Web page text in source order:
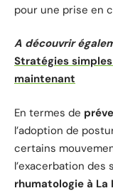
pour une prise en
A découvrir
Stratégies
maintenant
En termes de
l’adoption de
certains
l’exacerbation des
rhumatologie à La